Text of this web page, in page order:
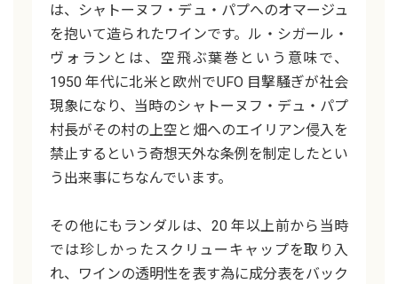
は、シャトーヌフ・デュ・パプへのオマージュ
を抱いて造られたワインです。ル・シガール・
ヴォランとは、空飛ぶ葉巻という意味で、
1950 年代に北米と欧州でUFO 目撃騒ぎが社会
現象になり、当時のシャトーヌフ・デュ・パプ
村長がその村の上空と畑へのエイリアン侵入を
禁止するという奇想天外な条例を制定したとい
う出来事にちなんでいます。
その他にもランダルは、20 年以上前から当時
では珍しかったスクリューキャップを取り入
れ、ワインの透明性を表す為に成分表をバック